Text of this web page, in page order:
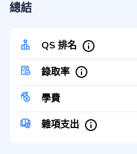
總結
QS 排名
錄取率
學費
雜項支出